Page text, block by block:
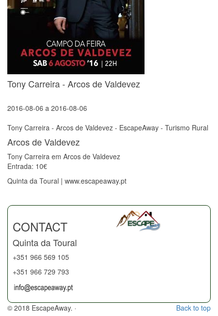
Tony Carreira - Arcos de Valdevez
2016-08-06 a 2016-08-06
Tony Carreira - Arcos de Valdevez - EscapeAway - Turismo Rural
Arcos de Valdevez
Tony Carreira em Arcos de Valdevez
Entrada: 10€
Quinta da Toural | www.escapeaway.pt
CONTACT
Quinta da Toural
+351 966 569 105
+351 966 729 793
Back to top
© 2018 EscapeAway. ·